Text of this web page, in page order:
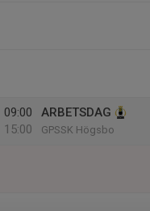
09:00
15:00
ARBETSDAG
GPSSK Högsbo